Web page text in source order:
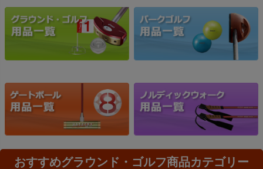
おすすめグラウンド・ゴルフ商品カテゴリー